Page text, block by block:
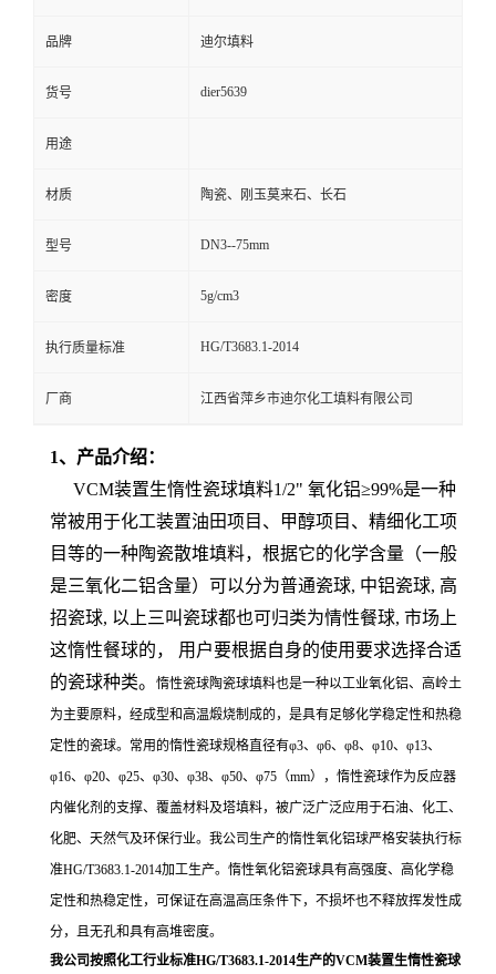
品牌 迪尔填料
货号 dier5639
用途
材质 陶瓷、刚玉莫来石、长石
型号 DN3--75mm
密度 5g/cm3
执行质量标准 HG/T3683.1-2014
厂商 江西省萍乡市迪尔化工填料有限公司
1、产品介绍：
VCM装置生惰性瓷球填料1/2" 氧化铝≥99%是一种
常被用于化工装置油田项目、甲醇项目、精细化工项
目等的一种陶瓷散堆填料，根据它的化学含量（一般
是三氧化二铝含量）可以分为普通瓷球, 中铝瓷球, 高
招瓷球, 以上三叫瓷球都也可归类为情性餐球, 市场上
这惰性餐球的， 用户要根据自身的使用要求选择合适
的瓷球种类。
惰性瓷球陶瓷球填料也是一种以工业氧化铝、高岭土
为主要原料，经成型和高温煅烧制成的，是具有足够化学稳定性和热稳
定性的瓷球。常用的惰性瓷球规格直径有φ3、φ6、φ8、φ10、φ13、
φ16、φ20、φ25、φ30、φ38、φ50、φ75（mm），惰性瓷球作为反应器
内催化剂的支撑、覆盖材料及塔填料，被广泛广泛应用于石油、化工、
化肥、天然气及环保行业。我公司生产的惰性氧化铝球严格安装执行标
准HG/T3683.1-2014加工生产。惰性氧化铝瓷球具有高强度、高化学稳
定性和热稳定性，可保证在高温高压条件下，不损坏也不释放挥发性成
分，且无孔和具有高堆密度。
我公司按照化工行业标准HG/T3683.1-2014生产的VCM装置生惰性瓷球